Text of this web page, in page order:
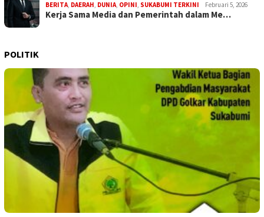
BERITA, DAERAH, DUNIA, OPINI, SUKABUMI TERKINI Februari 5, 2026
Kerja Sama Media dan Pemerintah dalam Me…
POLITIK